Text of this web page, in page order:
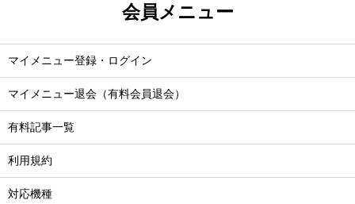
会員メニュー
マイメニュー登録・ログイン
マイメニュー退会（有料会員退会）
有料記事一覧
利用規約
対応機種